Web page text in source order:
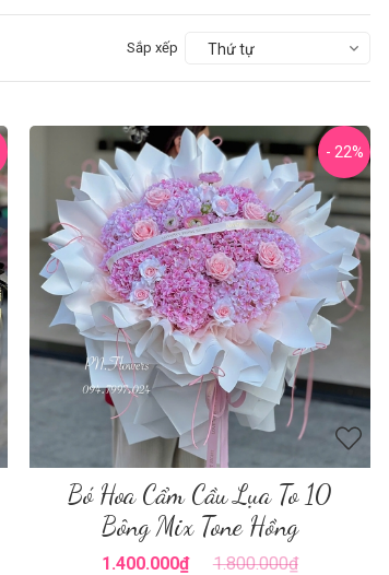
Sắp xếp Thứ tự
- 22%
Bó Hoa Cẩm Cầu Lụa To 10
Bông Mix Tone Hồng
1.400.000₫ 1.800.000₫